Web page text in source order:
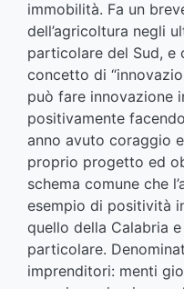
immobilità. Fa un
dell’agricoltura negli
particolare del Sud, e
concetto di
può fare innovazione
positivamente
anno avuto coraggio
proprio progetto ed
schema comune che
esempio di positività
quello della Calabria
particolare.
imprenditori: menti